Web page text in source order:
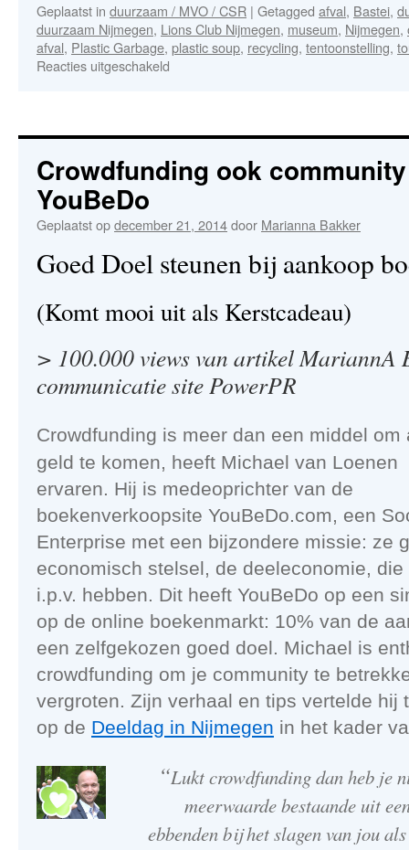
Geplaatst in duurzaam / MVO / CSR | Getagged afval, Bastei,
duurzaam Nijmegen, Lions Club Nijmegen, museum, Nijmegen,
afval, Plastic Garbage, plastic soup, recycling, tentoonstelling,
Reacties uitgeschakeld
duurzaam
Plastic
Crowdfunding ook
YouBeDo
Geplaatst opdecember 21, 2014door Marianna Bakker
Goed Doel steunen bij aankoop
(Komt mooi uit als Kerstcadeau)
> 100.000 views van artikel MariannA
communicatie site PowerPR
Crowdfunding is meer dan een middel om
geld te komen, heeft Michael van Loenen
ervaren. Hij is medeoprichter van de
boekenverkoopsite YouBeDo.com, een
Enterprise met een bijzondere missie: ze
economisch stelsel, de deeleconomie,
i.p.v. hebben. Dit heeft YouBeDo op een
op de online boekenmarkt: 10% van de
een zelfgekozen goed doel. Michael is
crowdfunding om je community te
vergroten. Zijn verhaal en tips vertelde hij
op de Deeldag in Nijmegen in het kader
“Lukt crowdfunding dan heb je
meerwaarde bestaande uit
ebbenden bij het slagen van jou